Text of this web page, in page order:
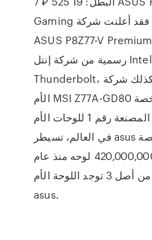
Gaming فقد أعلنت شركة ASUS عن اللوحة الأم
ASUS P8Z77-V Premium والحاصله على رخصة
رسمية من شركة إنتل Intel-certified board لتقنية
Thunderbolt، و أعلنت كذلك شركة MSI عن اللوحة
الأم MSI Z77A-GD80 و هي أيضا حاصلة على رخصة
كذلك. اللوحات الأم. الشركة المصنعة رقم 1 للوحات الأم
في العالم، تسيطر asus تقريبا على 40٪ من حصة
السوق. وقد تم بيع أكثر من 420,000,000 لوحه منذ عام
1989. اليوم، في كل كمبيوتر من أصل 3 توجد اللوحة الأم
asus.